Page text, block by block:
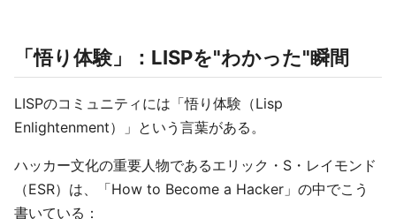
「悟り体験」：LISPを"わかった"瞬間
LISPのコミュニティには「悟り体験（Lisp
Enlightenment）」という言葉がある。
ハッカー文化の重要人物であるエリック・S・レイモンド
（ESR）は、「How to Become a Hacker」の中でこう
書いている：